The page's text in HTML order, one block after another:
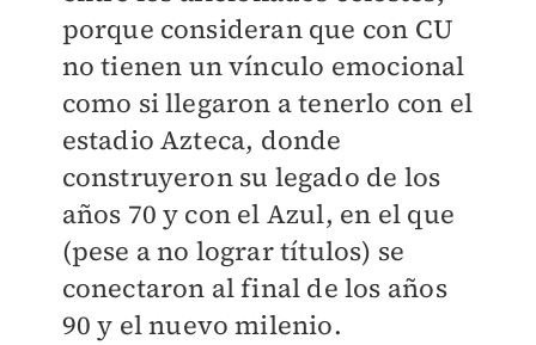
porque consideran que con CU
no tienen un vínculo emocional
como si llegaron a tenerlo con el
estadio Azteca, donde
construyeron su legado de los
años 70 y con el Azul, en el que
(pese a no lograr títulos) se
conectaron al final de los años
90 y el nuevo milenio.